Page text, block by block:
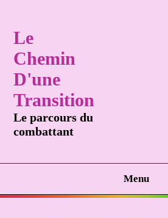
Le
Chemin
D'une
Transition
Le parcours du
combattant
Menu